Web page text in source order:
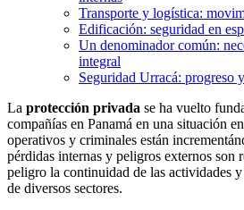
Transporte y logística:
Edificación: seguridad en
Un denominador común:
integral
Seguridad Urracá: progreso
La protección privada se ha vuelto
compañías en Panamá en una situación
operativos y criminales están
pérdidas internas y peligros externos son
peligro la continuidad de las actividades
de diversos sectores.